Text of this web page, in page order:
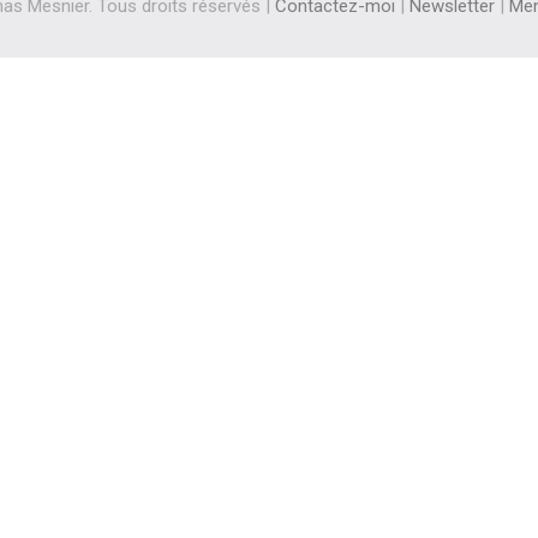
Mesnier. Tous droits réservés |Contactez-moi |Newsletter |